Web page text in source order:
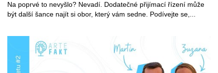
Na poprvé to nevyšlo? Nevadí. Dodatečné přijímací řízení může
být další šance najít si obor, který vám sedne. Podívejte se,...